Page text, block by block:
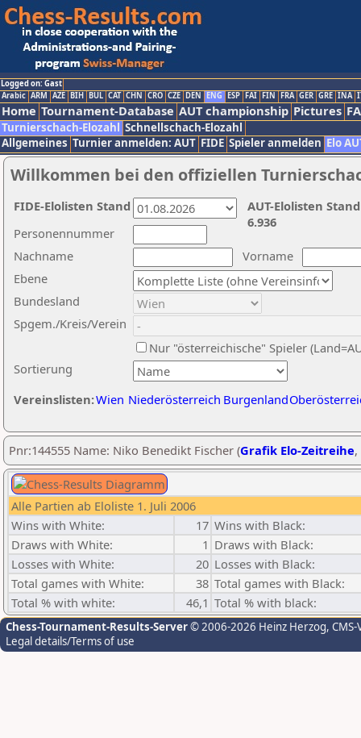
Logged on: Gast
Arabic ARM AZE BIH BUL CAT CHN CRO CZE DEN ENG ESP FAI FIN FRA GER GRE INA
Home Tournament-Database AUT championship Pictures
Turnierschach-Elozahl Schnellschach-Elozahl
Allgemeines Turnier anmelden: AUT FIDE Spieler anmelden Elo
Willkommen bei den offiziellen
Nachname
Vorname
Ebene
Sortierung
Personennummer
Bundesland
Spgem./Kreis/Verein
Nur "österreichische" Spieler
Vereinslisten:Wien Niederösterreich Burgenland
AUT-Elolisten
6.936
FIDE-Elolisten Stand
Pnr:144555 Name: Niko Benedikt Fischer (Grafik Elo-Zeitreihe,
Alle Partien ab Eloliste 1. Juli 2006
Wins with White:
17 Wins with Black:
Draws with White:
1 Draws with Black:
Losses with White:
20 Losses with Black:
Total games with White:
38 Total games with Black:
Total % with white:
46,1 Total % with black:
Chess-Tournament-Results-Server© 2006-2026 Heinz Herzog,
Legal details/Terms of use